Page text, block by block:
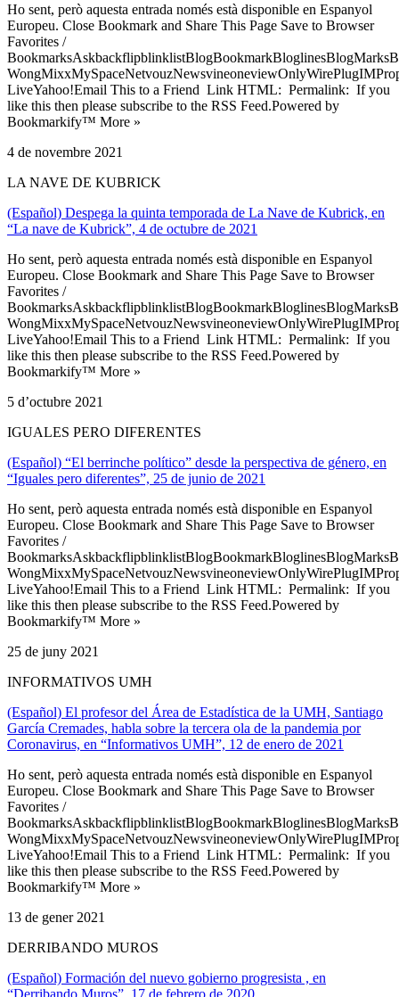
Ho sent, però aquesta entrada només està disponible en Espanyol
Europeu. Close Bookmark and Share This Page Save to Browser
Favorites /
LiveYahoo!Email This to a Friend Link HTML: Permalink: If you
like this then please subscribe to the RSS Feed.Powered by
Bookmarkify™ More »
4 de novembre 2021
LA NAVE DE KUBRICK
(Español) Despega la quinta temporada de La Nave de Kubrick, en
“La nave de Kubrick”, 4 de octubre de 2021
Ho sent, però aquesta entrada només està disponible en Espanyol
Europeu. Close Bookmark and Share This Page Save to Browser
Favorites /
LiveYahoo!Email This to a Friend Link HTML: Permalink: If you
like this then please subscribe to the RSS Feed.Powered by
Bookmarkify™ More »
5 d’octubre 2021
IGUALES PERO DIFERENTES
(Español) “El berrinche político” desde la perspectiva de género, en
“Iguales pero diferentes”, 25 de junio de 2021
Ho sent, però aquesta entrada només està disponible en Espanyol
Europeu. Close Bookmark and Share This Page Save to Browser
Favorites /
LiveYahoo!Email This to a Friend Link HTML: Permalink: If you
like this then please subscribe to the RSS Feed.Powered by
Bookmarkify™ More »
25 de juny 2021
INFORMATIVOS UMH
(Español) El profesor del Área de Estadística de la UMH, Santiago
García Cremades, habla sobre la tercera ola de la pandemia por
Coronavirus, en “Informativos UMH”, 12 de enero de 2021
Ho sent, però aquesta entrada només està disponible en Espanyol
Europeu. Close Bookmark and Share This Page Save to Browser
Favorites /
LiveYahoo!Email This to a Friend Link HTML: Permalink: If you
like this then please subscribe to the RSS Feed.Powered by
Bookmarkify™ More »
13 de gener 2021
DERRIBANDO MUROS
(Español) Formación del nuevo gobierno progresista , en
“Derribando Muros”, 17 de febrero de 2020